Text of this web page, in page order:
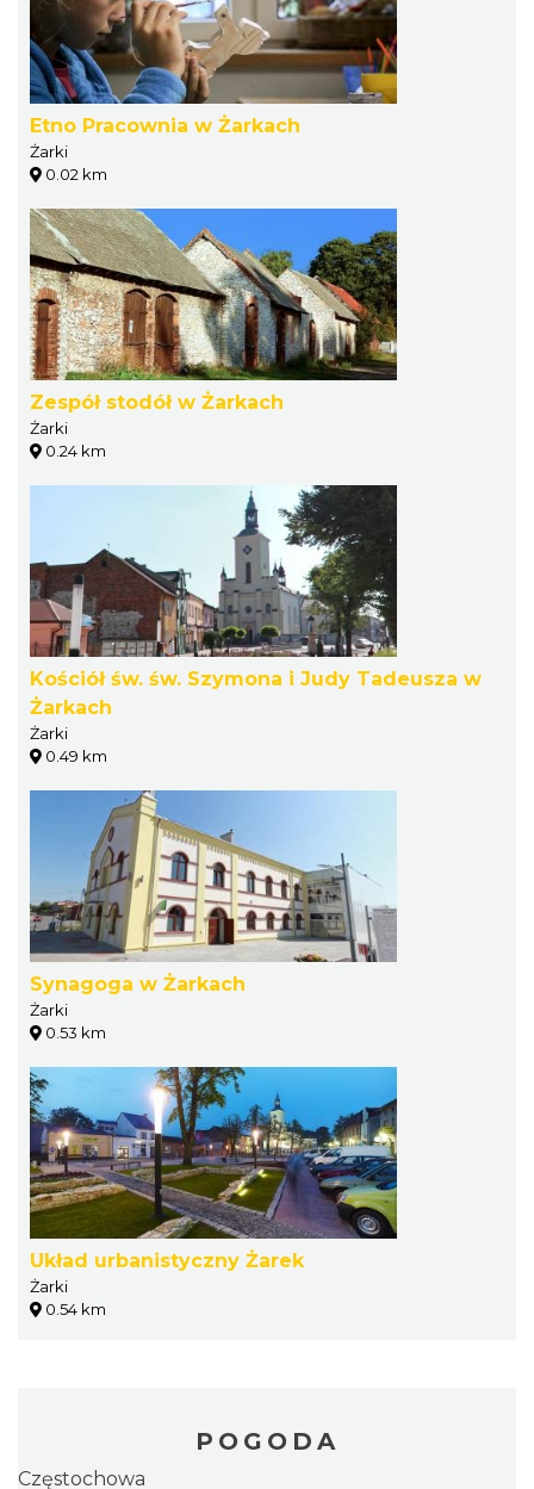
Etno Pracownia w Żarkach
Żarki
0.02 km
Zespół stodół w Żarkach
Żarki
0.24 km
Kościół św. św. Szymona i Judy Tadeusza w
Żarkach
Żarki
0.49 km
Synagoga w Żarkach
Żarki
0.53 km
Układ urbanistyczny Żarek
Żarki
0.54 km
POGODA
Częstochowa